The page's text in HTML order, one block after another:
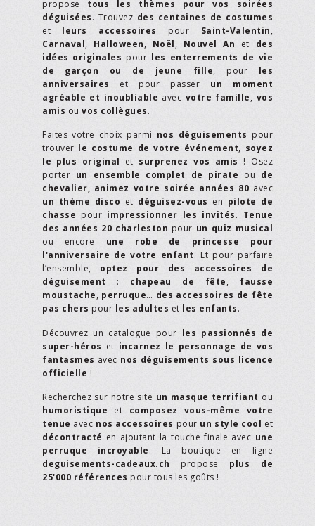
propose tous les thèmes pour vos soirées
déguisées. Trouvez des centaines de costumes
et leurs accessoires pour Saint-Valentin,
Carnaval, Halloween, Noël, Nouvel An et des
idées originales pour les enterrements de vie
de garçon ou de jeune fille, pour les
anniversaires et pour passer un moment
agréable et inoubliable avec votre famille, vos
amis ou vos collègues.
Faites votre choix parmi nos déguisements pour
trouver le costume de votre événement, soyez
le plus original et surprenez vos amis ! Osez
porter un ensemble complet de pirate ou de
chevalier, animez votre soirée années 80 avec
un thème disco et déguisez-vous en pilote de
chasse pour impressionner les invités. Tenue
des années 20 charleston pour un quiz musical
ou encore une robe de princesse pour
l'anniversaire de votre enfant. Et pour parfaire
l’ensemble, optez pour des accessoires de
déguisement : chapeau de fête, fausse
moustache, perruque… des accessoires de fête
pas chers pour les adultes et les enfants.
Découvrez un catalogue pour les passionnés de
super-héros et incarnez le personnage de vos
fantasmes avec nos déguisements sous licence
officielle !
Recherchez sur notre site un masque terrifiant ou
humoristique et composez vous-même votre
tenue avec nos accessoires pour un style cool et
décontracté en ajoutant la touche finale avec une
perruque incroyable. La boutique en ligne
deguisements-cadeaux.ch propose plus de
25'000 références pour tous les goûts !